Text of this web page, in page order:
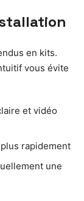
en kits.
vous évite
et vidéo
rapidement
une